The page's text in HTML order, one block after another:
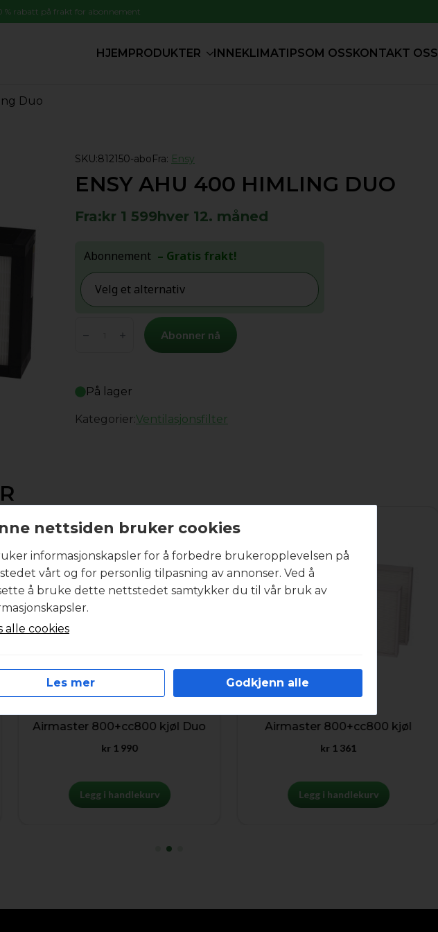
% rabatt på frakt for abonnement
HJEMPRODUKTER INNEKLIMATIPSOM OSSKONTAKT OSS
Duo
SKU:812150-aboFra: Ensy
ENSY AHU 400 HIMLING DUO
Fra:kr 1 599hver 12. måned
Abonnement
Duo
Abonner nå
På lager
Kategorier:Ventilasjonsfilter
Airmaster 800+cc800 kjøl Duo
1 990
Legg i handlekurv
Airmaster 800+cc800 kjøl
1 361
Legg i handlekurv
nettsiden bruker cookies
informasjonskapsler for å forbedre brukeropplevelsen på
vårt og for personlig tilpasning av annonser. Ved å
å bruke dette nettstedet samtykker du til vår bruk av
alle cookies
Les mer Godkjenn alle